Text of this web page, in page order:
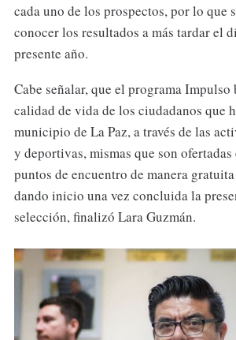
cada uno de los prospectos, por lo que
conocer los resultados a más tardar el
presente año.
Cabe señalar, que el programa
calidad de vida de los ciudadanos que
municipio de La Paz, a través de las
y deportivas, mismas que son
puntos de encuentro de manera
dando inicio una vez concluida la
selección, finalizó Lara Guzmán.